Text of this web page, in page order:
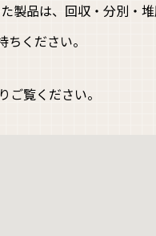
製品は、回収・分別・
ください。
ご覧ください。